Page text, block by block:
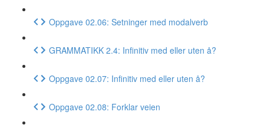
Oppgave 02.06: Setninger med modalverb
GRAMMATIKK 2.4: Infinitiv med eller uten å?
Oppgave 02.07: Infinitiv med eller uten å?
Oppgave 02.08: Forklar veien